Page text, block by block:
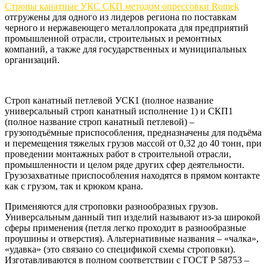
Стропы канатные УКС СКП методом опрессовки Romek
отгружены для одного из лидеров региона по поставкам
черного и нержавеющего металлопроката для предприятий
промышленной отрасли, строительных и ремонтных
компаний, а также для государственных и муниципальных
организаций.
Строп канатный петлевой УСК1 (полное название
универсальный строп канатный исполнение 1) и СКП1
(полное название строп канатный петлевой) –
грузоподъёмные приспособления, предназначены для подъёма
и перемещения тяжелых грузов массой от 0,32 до 40 тонн, при
проведении монтажных работ в строительной отрасли,
промышленности и целом ряде других сфер деятельности.
Грузозахватные приспособления находятся в прямом контакте
как с грузом, так и крюком крана.
Применяются для строповки разнообразных грузов.
Универсальным данный тип изделий называют из-за широкой
сферы применения (петля легко проходит в разнообразные
проушины и отверстия). Альтернативные названия – «чалка»,
«удавка» (это связано со спецификой схемы строповки).
Изготавливаются в полном соответствии с ГОСТ Р 58753 –